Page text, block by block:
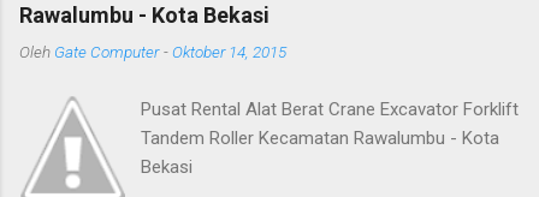
Rawalumbu - Kota Bekasi
Oleh Gate Computer -Oktober 14, 2015
Pusat Rental Alat Berat Crane Excavator Forklift
Tandem Roller Kecamatan Rawalumbu - Kota
Bekasi